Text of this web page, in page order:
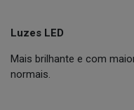
Luzes LED
Mais brilhante e com
normais.